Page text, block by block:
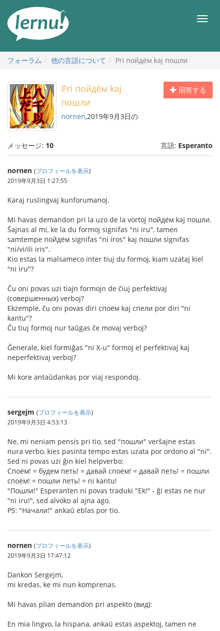
メ
フォーラム
他の言語について Pri пойдём kaj пошли
回答する
Pri пойдём kaj
пошли
nornen,2019年9月3日の
メッセージ: 10 言語: Esperanto
nornen (プロフィールを表示)
2019年9月3日 1:27:55
Karaj ruslingvaj kunforumanoj.
Mi havas demandon pri la uzo de la vortoj пойдём kaj пошли.
Ŝajnas al mi, ke la du formoj signifas "ni iru", tamen
samtempe пойдём signifas "ni iros" kaj пошли signifas
"ni/vi/ili iris".
Kio estas la malsameco inter tiuj du formoj, kiam uzataj kiel
"ni iru"?
Ĉu oni povas uzi tiajn formojn de ĉiuj perfektivaj
(совершенных) verboj?
Ekzemple, ĉu oni povas diri споём kaj спели por diri "ni
kantu"?
Ĉu tiuj formoj nur taŭgas ĉe movaj verboj?
Ĝenerale, kiel formiĝas "ni X-u" formoj el perfektivaj kaj
neperfektivaj verboj?
Mi kore antaŭdankas por viaj respondoj.
sergejm (プロフィールを表示)
2019年9月3日 4:53:13
Ne, mi neniam pensis pri tio, sed "пошли" verŝajne estas
nura verbo, kies pasinta tempo estas uzata por ordono al "ni".
Sed ni povas uzi ĝin kiel helpverbo:
Споём! = будем петь! = давай споём! = давай петь! = пошли
споём! = пошли петь! = ni kantu!
"Пошли!" Esperanten ni povas traduki "Ek!" - ĝi estas ne nur
"ni iru!", sed alvoko al ajna ago.
PS: "Начали!" ankaŭ eblas por tio.
nornen (プロフィールを表示)
2019年9月3日 17:47:12
Dankon Sergejm,
mi kredas, ke mi nun komprenas.
Mi havas plian demandon pri aspekto (вид):
En mia lingvo, la hispana, ankaŭ estas aspektoj, tamen ne